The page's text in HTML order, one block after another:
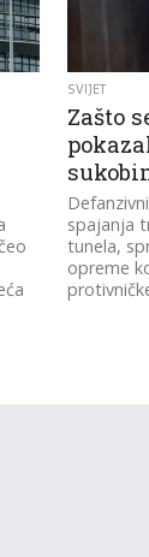
SVIJET
Zašto
spajanja
tunela,
opreme